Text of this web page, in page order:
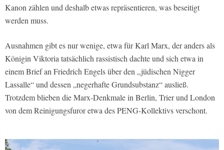
Kanon zählen und deshalb etwas repräsentieren, was beseitigt
werden muss.
Ausnahmen gibt es nur wenige, etwa für Karl Marx, der anders als
Königin Viktoria tatsächlich rassistisch dachte und sich etwa in
einem Brief an Friedrich Engels über den „jüdischen Nigger
Lassalle“ und dessen „negerhafte Grundsubstanz“ ausließ.
Trotzdem blieben die Marx-Denkmale in Berlin, Trier und London
von dem Reinigungsfuror etwa des PENG-Kollektivs verschont.